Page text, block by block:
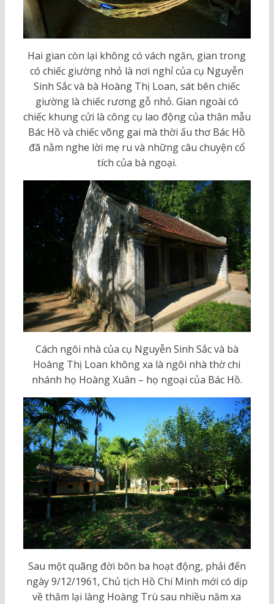
Hai gian còn lại không có vách ngăn, gian trong
có chiếc giường nhỏ là nơi nghỉ của cụ Nguyễn
Sinh Sắc và bà Hoàng Thị Loan, sát bên chiếc
giường là chiếc rương gỗ nhỏ. Gian ngoài có
chiếc khung cửi là công cụ lao động của thân mẫu
Bác Hồ và chiếc võng gai mà thời ấu thơ Bác Hồ
đã nằm nghe lời mẹ ru và những câu chuyện cổ
tích của bà ngoại.
Cách ngôi nhà của cụ Nguyễn Sinh Sắc và bà
Hoàng Thị Loan không xa là ngôi nhà thờ chi
nhánh họ Hoàng Xuân – họ ngoại của Bác Hồ.
Sau một quãng đời bôn ba hoạt động, phải đến
ngày 9/12/1961, Chủ tịch Hồ Chí Minh mới có dịp
về thăm lại làng Hoàng Trù sau nhiều năm xa